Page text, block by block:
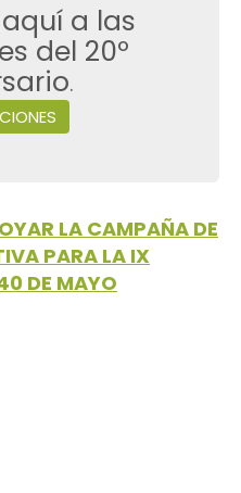
a las
del 20º
.
LA CAMPAÑA DE
PARA LA IX
DE MAYO